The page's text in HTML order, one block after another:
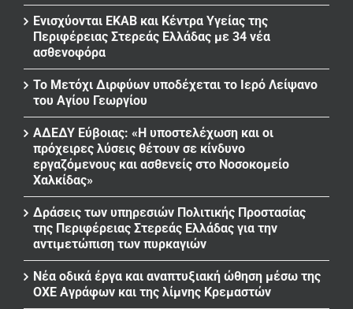
Ενισχύονται ΕΚΑΒ και Κέντρα Υγείας της
Περιφέρειας Στερεάς Ελλάδας με 34 νέα
ασθενοφόρα
Το Μετόχι Διρφύων υποδέχεται το Ιερό Λείψανο
του Αγίου Γεωργίου
ΑΔΕΔΥ Εύβοιας: «Η υποστελέχωση και οι
πρόχειρες λύσεις θέτουν σε κίνδυνο
εργαζόμενους και ασθενείς στο Νοσοκομείο
Χαλκίδας»
Δράσεις των υπηρεσιών Πολιτικής Προστασίας
της Περιφέρειας Στερεάς Ελλάδας για την
αντιμετώπιση των πυρκαγιών
Νέα οδικά έργα και αναπτυξιακή ώθηση μέσω της
ΟΧΕ Αγράφων και της λίμνης Κρεμαστών